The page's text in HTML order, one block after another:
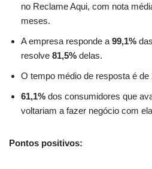
no Reclame Aqui, com nota
meses.
A empresa responde a 99,1%
resolve 81,5% delas.
O tempo médio de resposta é de
61,1% dos consumidores que
voltariam a fazer negócio com
Pontos positivos: